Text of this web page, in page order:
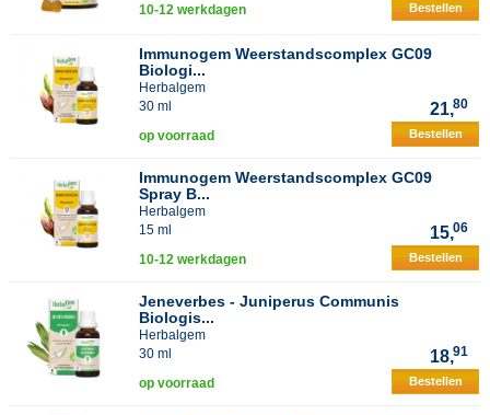
10-12 werkdagen Bestellen
Immunogem Weerstandscomplex GC09
Biologi...
Herbalgem
30 ml
21,80
op voorraad Bestellen
Immunogem Weerstandscomplex GC09
Spray B...
Herbalgem
15 ml
15,06
10-12 werkdagen Bestellen
Jeneverbes - Juniperus Communis
Biologis...
Herbalgem
30 ml
18,91
op voorraad Bestellen